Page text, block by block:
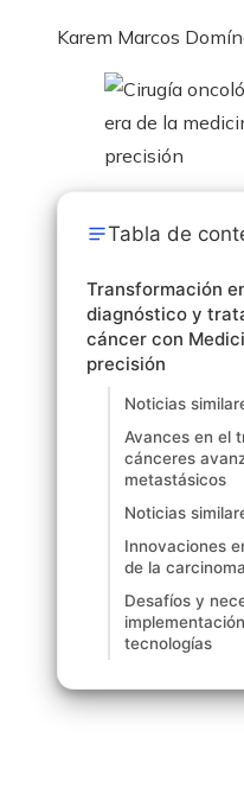
Karem Marcos
Tabla de
Transformación
diagnóstico y
cáncer con
precisión
Noticias
Avances en el
cánceres
metastásicos
Noticias
Innovaciones
de la
Desafíos y
tecnologías